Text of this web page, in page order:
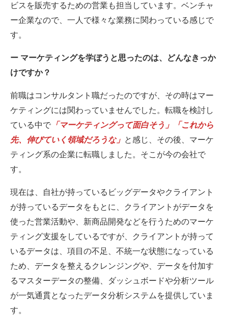
ビスを販売するための営業も担当しています。ベンチャ
ー企業なので、一人で様々な業務に関わっている感じで
す。
ー マーケティングを学ぼうと思ったのは、どんなきっか
けですか？
前職はコンサルタント職だったのですが、その時はマー
ケティングには関わっていませんでした。転職を検討し
ている中で 「マーケティングって面白そう」「これから
先、伸びていく領域だろうな」 と感じ、その後、マーケ
ティング系の企業に転職しました。そこが今の会社で
す。
現在は、自社が持っているビッグデータやクライアント
が持っているデータをもとに、クライアントがデータを
使った営業活動や、新商品開発などを行うためのマーケ
ティング支援をしているですが、クライアントが持って
いるデータは、項目の不足、不統一な状態になっている
ため、データを整えるクレンジングや、データを付加す
るマスターデータの整備、ダッシュボードや分析ツール
が一気通貫となったデータ分析システムを提供していま
す。